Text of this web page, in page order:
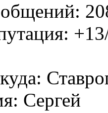
Сергей